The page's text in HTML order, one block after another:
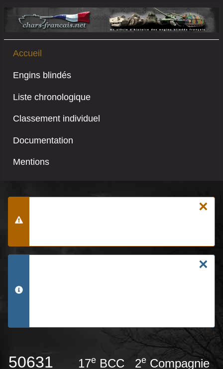
Accueil
Engins blindés
Liste chronologique
Classement individuel
Documentation
Mentions
×
Alerte
×
info
50631 17e BCC 2e